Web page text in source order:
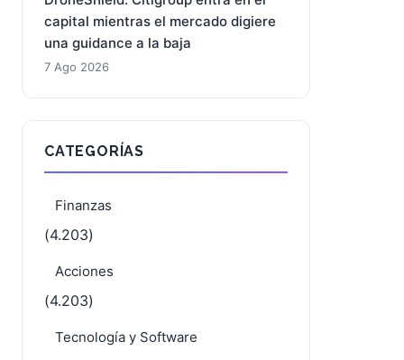
capital mientras el mercado digiere
una guidance a la baja
7 Ago 2026
CATEGORÍAS
Finanzas
(4.203)
Acciones
(4.203)
Tecnología y Software